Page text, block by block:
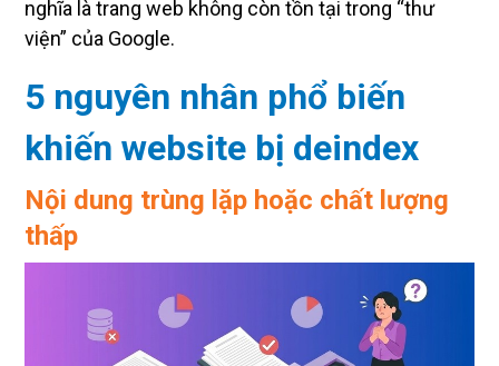
nghĩa là trang web không còn tồn tại trong “thư
viện” của Google.
5 nguyên nhân phổ biến
khiến website bị deindex
Nội dung trùng lặp hoặc chất lượng
thấp